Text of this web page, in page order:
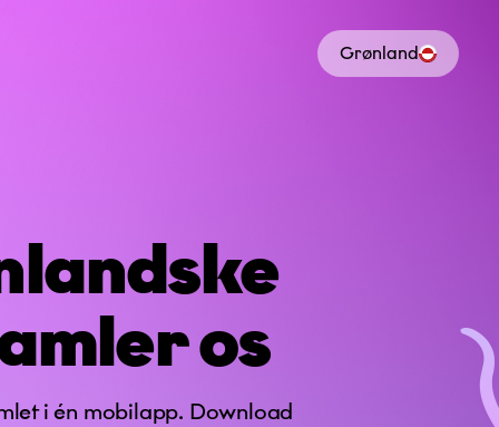
os
i én mobilapp. Download
Grønland